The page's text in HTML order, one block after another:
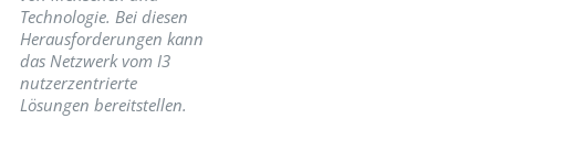
Technologie. Bei diesen
Herausforderungen kann
das Netzwerk vom I3
nutzerzentrierte
Lösungen bereitstellen.